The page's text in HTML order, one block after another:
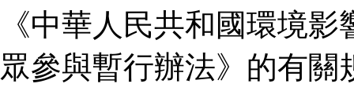
《中華人民共和國環境
眾參與暫行辦法》的有